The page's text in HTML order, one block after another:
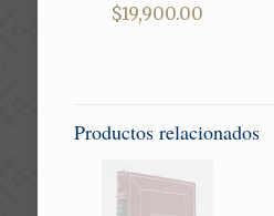
$19,900.00
Productos relacionados